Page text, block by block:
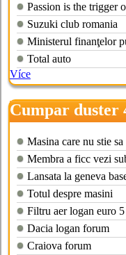
Passion is the trigger
Suzuki club romania
Ministerul finanţelor
Total auto
Více
Cumpar duster
Masina care nu stie sa
Membra a ficc vezi
Lansata la geneva
Totul despre masini
Filtru aer logan euro 5
Dacia logan forum
Craiova forum